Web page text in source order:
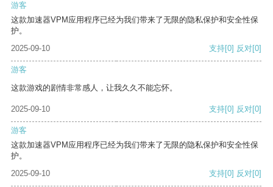
游客
这款加速器VPM应用程序已经为我们带来了无限的隐私保护和安全性保
护。
2025-09-10
支持[0] 反对[0]
游客
这款游戏的剧情非常感人，让我久久不能忘怀。
2025-09-10 支持[0] 反对[0]
游客
这款加速器VPM应用程序已经为我们带来了无限的隐私保护和安全性保
护。
2025-09-10
支持[0] 反对[0]